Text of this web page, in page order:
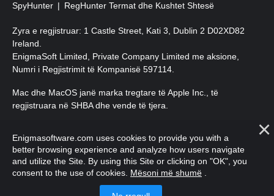
SpyHunter
RegHunter Termat dhe Kushtet Shtesë
Zyra e regjistruar: 1 Castle Street, Kati 3, Dublin 2 D02XD82
Ireland.
EnigmaSoft Limited, Private Company Limited me aksione,
Numri i Regjistrimit të Kompanisë 597114.
Mac dhe MacOS janë marka tregtare të Apple Inc., të
regjistruara në SHBA dhe vende të tjera.
. EnigmaSoft Ltd. Të gjitha të drejtat
e rezervuara.
Enigmasoftware.com uses cookies to provide you with a
better browsing experience and analyze how users navigate
and utilize the Site. By using this Site or clicking on "OK", you
consent to the use of cookies. Mësoni më shumë